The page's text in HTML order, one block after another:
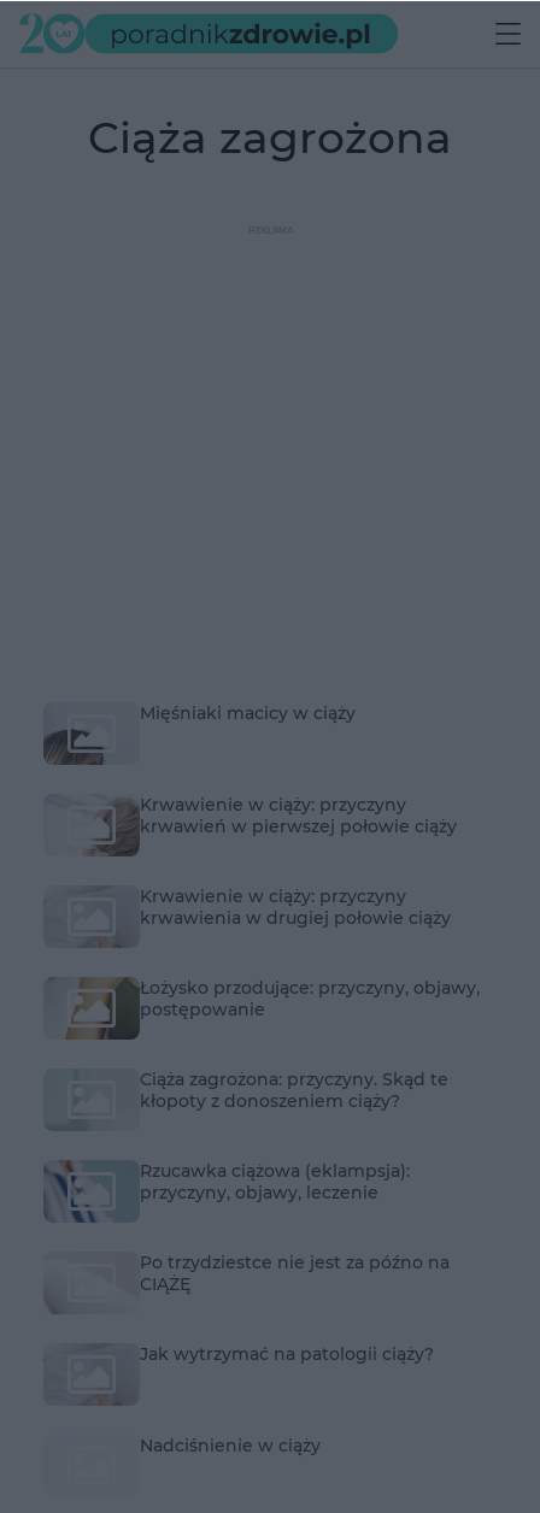
ciąża zagrożona
Mięśniaki macicy w ciąży
Krwawienie w ciąży: przyczyny
krwawień w pierwszej połowie ciąży
Krwawienie w ciąży: przyczyny
krwawienia w drugiej połowie ciąży
Łożysko przodujące: przyczyny, objawy,
postępowanie
Ciąża zagrożona: przyczyny. Skąd te
kłopoty z donoszeniem ciąży?
Rzucawka ciążowa (eklampsja):
przyczyny, objawy, leczenie
Po trzydziestce nie jest za późno na
CIĄŻĘ
Jak wytrzymać na patologii ciąży?
Nadciśnienie w ciąży